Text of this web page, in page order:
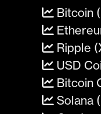
Bitcoin
Ripple
USD
Bitcoin
Solana